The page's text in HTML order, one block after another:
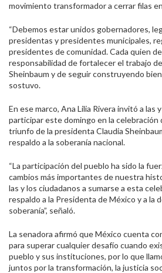
movimiento transformador a cerrar filas
“Debemos estar unidos gobernadores,
presidentas y presidentes municipales,
presidentes de comunidad. Cada quien
responsabilidad de fortalecer el trabajo
Sheinbaum y de seguir construyendo
sostuvo.
En ese marco, Ana Lilia Rivera invitó a las
participar este domingo en la celebración
triunfo de la presidenta Claudia
respaldo a la soberanía nacional.
“La participación del pueblo ha sido la
cambios más importantes de nuestra
las y los ciudadanos a sumarse a esta
respaldo a la Presidenta de México y a la
soberanía”, señaló.
La senadora afirmó que México cuenta
para superar cualquier desafío cuando
pueblo y sus instituciones, por lo que
juntos por la transformación, la justicia